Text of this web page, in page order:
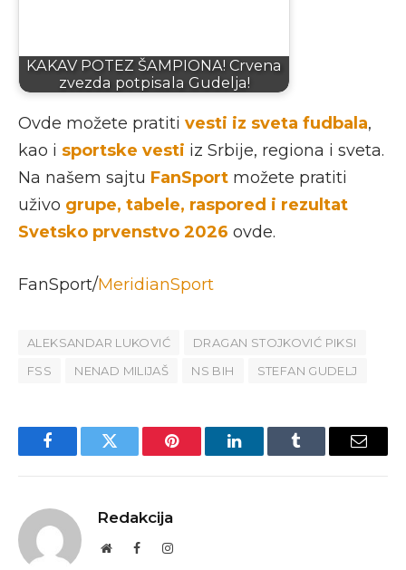
KAKAV POTEZ ŠAMPIONA! Crvena
zvezda potpisala Gudelja!
Ovde možete pratiti vesti iz sveta fudbala,
kao i sportske vesti iz Srbije, regiona i sveta.
Na našem sajtu FanSport možete pratiti
uživo grupe, tabele, raspored i rezultat
Svetsko prvenstvo 2026 ovde.
FanSport/MeridianSport
ALEKSANDAR LUKOVIĆ
DRAGAN STOJKOVIĆ PIKSI
FSS
NENAD MILIJAŠ NS BIH STEFAN GUDELJ
FacebookTwitter Pinterest LinkedInTumblr Email
Redakcija
WebsiteFacebookInstagram